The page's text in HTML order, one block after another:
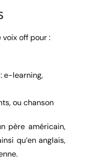
voix off pour :
e-learning,
ou chanson
père américain,
qu’en anglais,